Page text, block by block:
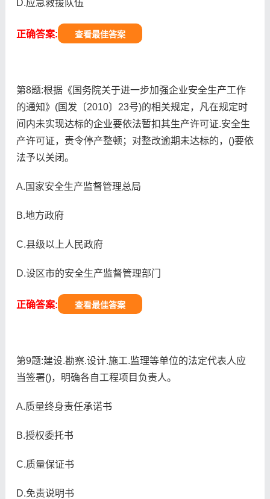
D.应急救援队伍
正确答案: 查看最佳答案
第8题:根据《国务院关于进一步加强企业安全生产工作
的通知》(国发〔2010〕23号)的相关规定，凡在规定时
间内未实现达标的企业要依法暂扣其生产许可证.安全生
产许可证，责令停产整顿；对整改逾期未达标的，()要依
法予以关闭。
A.国家安全生产监督管理总局
B.地方政府
C.县级以上人民政府
D.设区市的安全生产监督管理部门
正确答案: 查看最佳答案
第9题:建设.勘察.设计.施工.监理等单位的法定代表人应
当签署()，明确各自工程项目负责人。
A.质量终身责任承诺书
B.授权委托书
C.质量保证书
D.免责说明书